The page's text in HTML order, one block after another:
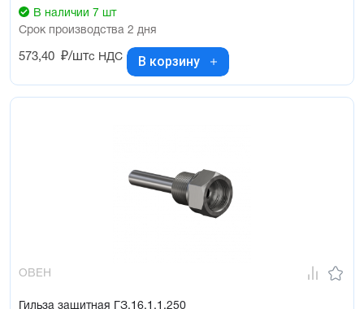
В наличии 7 шт
Срок производства 2 дня
573,40 ₽/штс НДС В корзину
ОВЕН
Гильза защитная ГЗ.16.1.1.250